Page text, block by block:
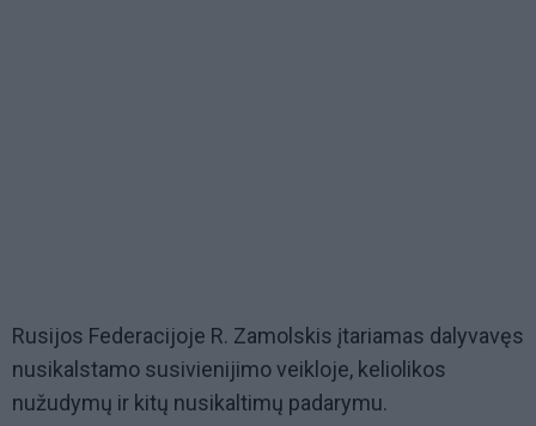
Rusijos Federacijoje R. Zamolskis įtariamas dalyvavęs
nusikalstamo susivienijimo veikloje, keliolikos
nužudymų ir kitų nusikaltimų padarymu.